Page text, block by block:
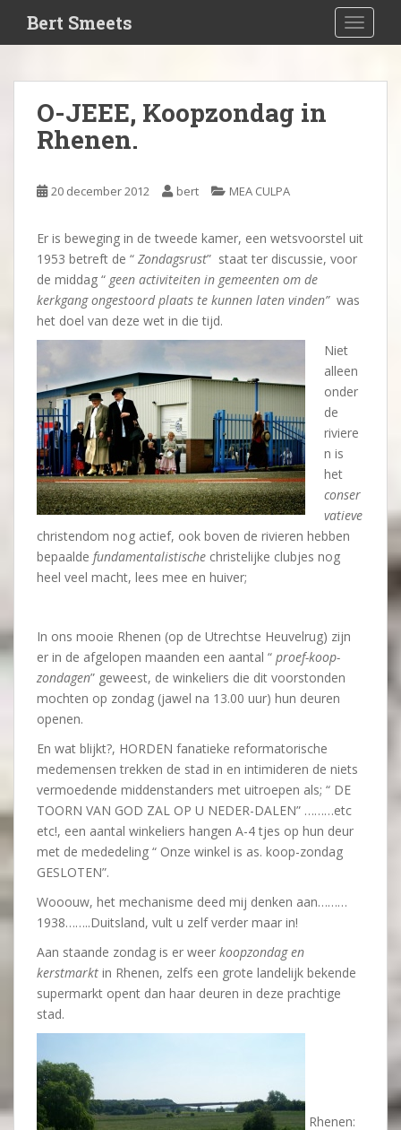
i
Bert Smeets
O-JEEE, Koopzondag in
Rhenen.
20 december 2012 bert MEA CULPA
Er is beweging in de tweede kamer, een wetsvoorstel uit
1953 betreft de “ Zondagsrust” staat ter discussie, voor
de middag “ geen activiteiten in gemeenten om de
kerkgang ongestoord plaats te kunnen laten vinden” was
het doel van deze wet in die tijd.
Niet
alleen
onder
de
riviere
n is
het
conser
vatieve
christendom nog actief, ook boven de rivieren hebben
bepaalde fundamentalistische christelijke clubjes nog
heel veel macht, lees mee en huiver;
In ons mooie Rhenen (op de Utrechtse Heuvelrug) zijn
er in de afgelopen maanden een aantal “ proef-koop-
zondagen” geweest, de winkeliers die dit voorstonden
mochten op zondag (jawel na 13.00 uur) hun deuren
openen.
En wat blijkt?, HORDEN fanatieke reformatorische
medemensen trekken de stad in en intimideren de niets
vermoedende middenstanders met uitroepen als; “ DE
TOORN VAN GOD ZAL OP U NEDER-DALEN” ………etc
etc!, een aantal winkeliers hangen A-4 tjes op hun deur
met de mededeling “ Onze winkel is as. koop-zondag
GESLOTEN”.
Wooouw, het mechanisme deed mij denken aan………
1938……..Duitsland, vult u zelf verder maar in!
Aan staande zondag is er weer koopzondag en
kerstmarkt in Rhenen, zelfs een grote landelijk bekende
supermarkt opent dan haar deuren in deze prachtige
stad.
Rhenen: